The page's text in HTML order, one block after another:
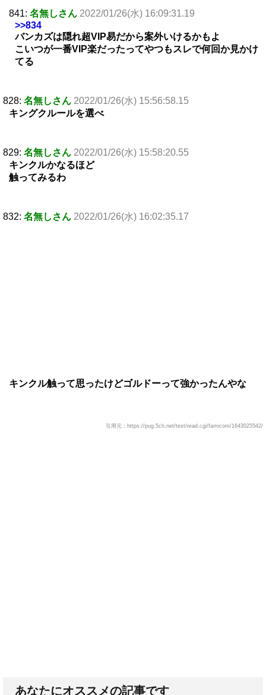
841: 名無しさん 2022/01/26(水) 16:09:31.19
>>834
バンカズは隠れ超VIP易だから案外いけるかもよ
こいつが一番VIP楽だったってやつもスレで何回か見かけ
てる
828: 名無しさん 2022/01/26(水) 15:56:58.15
キングクルールを選べ
829: 名無しさん 2022/01/26(水) 15:58:20.55
キンクルかなるほど
触ってみるわ
832: 名無しさん 2022/01/26(水) 16:02:35.17
キンクル触って思ったけどゴルドーって強かったんやな
引用元：https://pug.5ch.net/test/read.cgi/famicom/1643025542/
あなたにオススメの記事です